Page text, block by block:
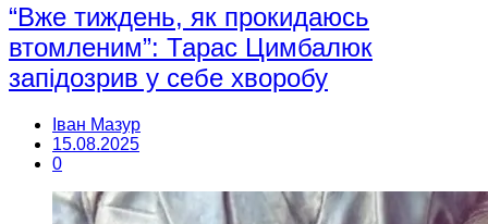
“Вже тиждень, як прокидаюсь
втомленим”: Тарас Цимбалюк
запідозрив у себе хворобу
Іван Мазур
15.08.2025
0